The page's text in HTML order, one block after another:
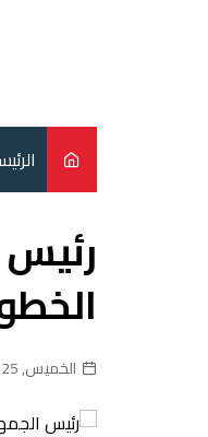
الخميس, 25 سبتمبر 2025, 2:54